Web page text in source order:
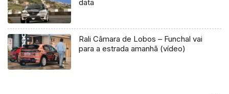
data
Rali Câmara de Lobos – Funchal vai
para a estrada amanhã (vídeo)